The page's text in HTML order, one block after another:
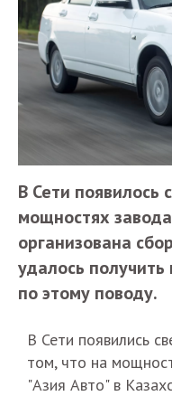
В Сети появилось
мощностях
организована
удалось
по этому поводу.
В Сети появились
том, что на
"Азия Авто" в